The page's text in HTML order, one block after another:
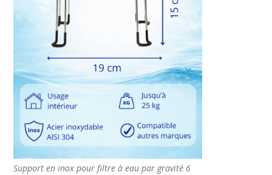
Support en inox pour filtre à eau par gravité 6